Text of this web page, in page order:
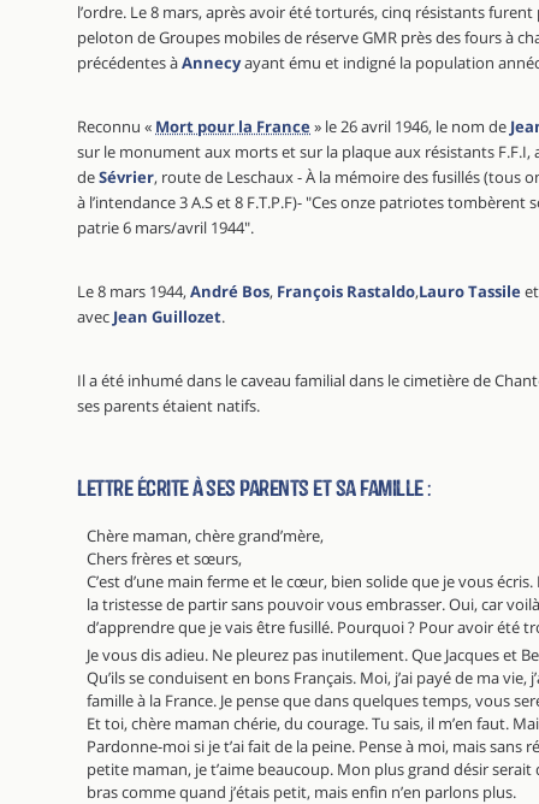
l’ordre. Le 8 mars, après avoir été torturés, cinq résistants
peloton de Groupes mobiles de réserve GMR près des fours à
précédentes àAnnecyayant ému et indigné la population
Reconnu « Mort pour la France» le 26 avril 1946, le nom de
sur le monument aux morts et sur la plaque aux résistants F.F.I,
deSévrier, route de Leschaux - À la mémoire des fusillés (tous
à l’intendance 3 A.S et 8 F.T.P.F)- "Ces onze patriotes tombèrent
patrie 6 mars/avril 1944".
Le 8 mars 1944,André Bos, François Rastaldo,Lauro Tassile
avec Jean Guillozet.
Il a été inhumé dans le caveau familial dans le cimetière de
ses parents étaient natifs.
Lettre écrite à ses parents et sa famille :
Chère maman, chère grand’mère,
Chers frères et sœurs,
C’est d’une main ferme et le cœur, bien solide que je vous
la tristesse de partir sans pouvoir vous embrasser. Oui, car
d’apprendre que je vais être fusillé. Pourquoi ? Pour avoir été
Je vous dis adieu. Ne pleurez pas inutilement. Que Jacques et
Qu’ils se conduisent en bons Français. Moi, j’ai payé de ma vie,
famille à la France. Je pense que dans quelques temps, vous
Et toi, chère maman chérie, du courage. Tu sais, il m’en faut.
Pardonne-moi si je t’ai fait de la peine. Pense à moi, mais sans
petite maman, je t’aime beaucoup. Mon plus grand désir
bras comme quand j’étais petit, mais enfin n’en parlons plus.